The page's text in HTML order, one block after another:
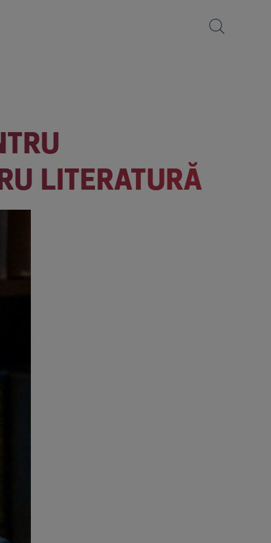
LITERATURĂ